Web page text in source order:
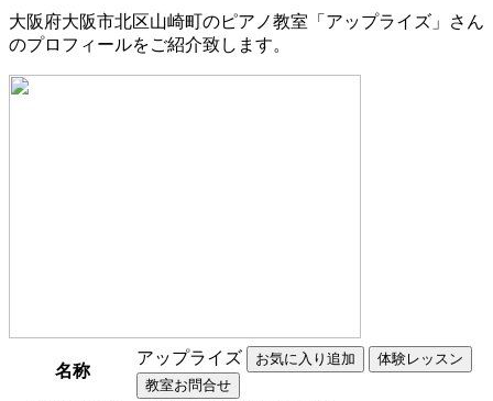
大阪府大阪市北区山崎町のピアノ教室「アップライズ」さん
のプロフィールをご紹介致します。
名称
アップライズ